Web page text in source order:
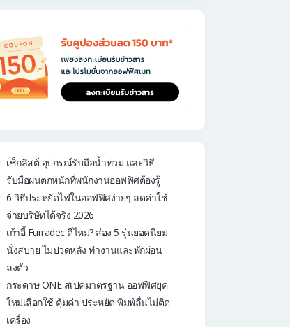
เช็กลิสต์ อุปกรณ์รับมือน้ำท่วม และวิธี
รับมือฝนตกหนักที่พนักงานออฟฟิศต้องรู้
6 วิธีประหยัดไฟในออฟฟิศง่ายๆ ลดค่าใช้
จ่ายบริษัทได้จริง 2026
เก้าอี้ Furradec ดีไหม? ส่อง 5 รุ่นยอดนิยม
นั่งสบาย ไม่ปวดหลัง ทำงานและพักผ่อน
ลงตัว
กระดาษ ONE สเปคมาตรฐาน ออฟฟิศยุค
ใหม่เลือกใช้ คุ้มค่า ประหยัด พิมพ์ลื่นไม่ติด
เครื่อง